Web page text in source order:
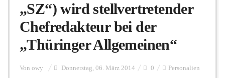
Flurschelte
Personalien
„SZ“) wird stellvertretender
Chefredakteur bei der
„Thüringer Allgemeinen“
Von owy Donnerstag, 06. März 2014 0 Personalien